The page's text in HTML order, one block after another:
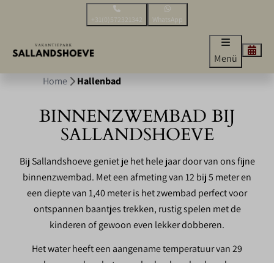
+31(0)572321342 WhatsApp
Menü
Home
Hallenbad
BINNENZWEMBAD BIJ
SALLANDSHOEVE
Bij Sallandshoeve geniet je het hele jaar door van ons fijne
binnenzwembad. Met een afmeting van 12 bij 5 meter en
een diepte van 1,40 meter is het zwembad perfect voor
ontspannen baantjes trekken, rustig spelen met de
kinderen of gewoon even lekker dobberen.
Het water heeft een aangename temperatuur van 29